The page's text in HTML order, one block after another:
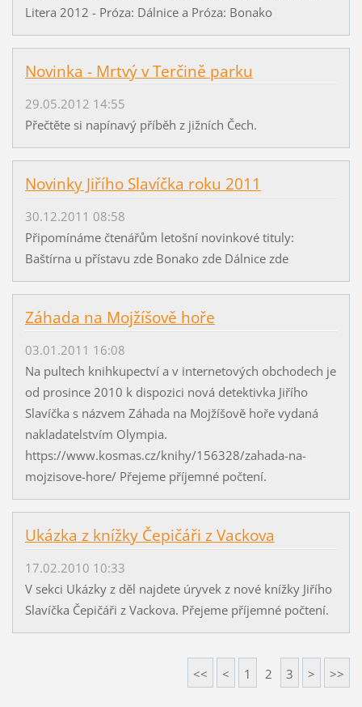
Litera 2012 - Próza: Dálnice a Próza: Bonako
Novinka - Mrtvý v Terčině parku
29.05.2012 14:55
Přečtěte si napínavý příběh z jižních Čech.
Novinky Jiřího Slavíčka roku 2011
30.12.2011 08:58
Připomínáme čtenářům letošní novinkové tituly:
Baštírna u přístavu zde Bonako zde Dálnice zde
Záhada na Mojžíšově hoře
03.01.2011 16:08
Na pultech knihkupectví a v internetových obchodech je
od prosince 2010 k dispozici nová detektivka Jiřího
Slavíčka s názvem Záhada na Mojžíšově hoře vydaná
nakladatelstvím Olympia.
https://www.kosmas.cz/knihy/156328/zahada-na-
mojzisove-hore/ Přejeme příjemné počtení.
Ukázka z knížky Čepičáři z Vackova
17.02.2010 10:33
V sekci Ukázky z děl najdete úryvek z nové knížky Jiřího
Slavíčka Čepičáři z Vackova. Přejeme příjemné počtení.
<< < 1 2 3 > >>